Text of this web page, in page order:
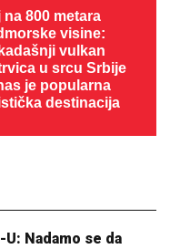
na 800 metara
visine:
vulkan
u srcu Srbije
je popularna
destinacija
U: Nadamo se da